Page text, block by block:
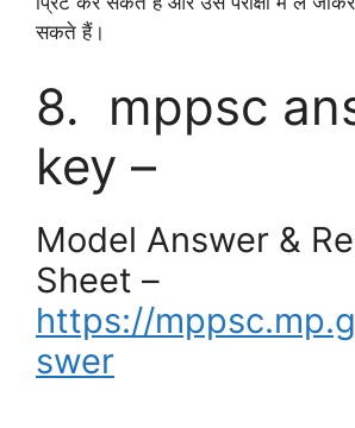
सकते हैं।
8. mppsc
key –
Model Answer &
Sheet –
https://
swer